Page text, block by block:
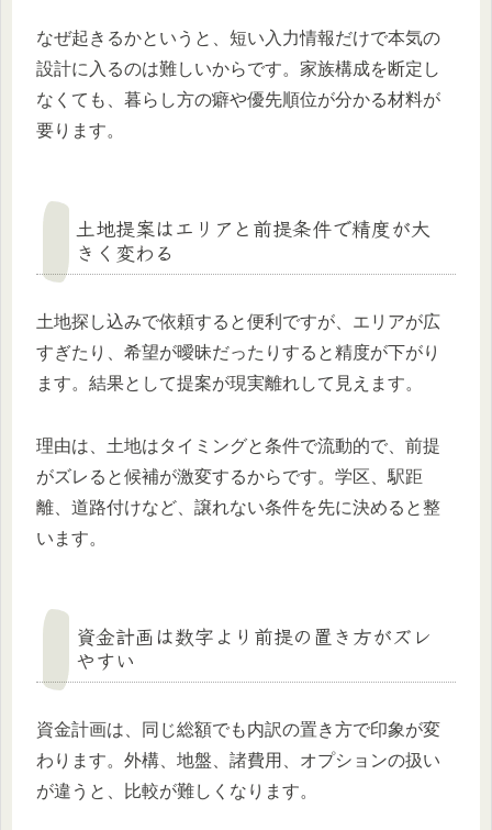
なぜ起きるかというと、短い入力情報だけで本気の
設計に入るのは難しいからです。家族構成を断定し
なくても、暮らし方の癖や優先順位が分かる材料が
要ります。
土地提案はエリアと前提条件で精度が大
きく変わる
土地探し込みで依頼すると便利ですが、エリアが広
すぎたり、希望が曖昧だったりすると精度が下がり
ます。結果として提案が現実離れして見えます。
理由は、土地はタイミングと条件で流動的で、前提
がズレると候補が激変するからです。学区、駅距
離、道路付けなど、譲れない条件を先に決めると整
います。
資金計画は数字より前提の置き方がズレ
やすい
資金計画は、同じ総額でも内訳の置き方で印象が変
わります。外構、地盤、諸費用、オプションの扱い
が違うと、比較が難しくなります。